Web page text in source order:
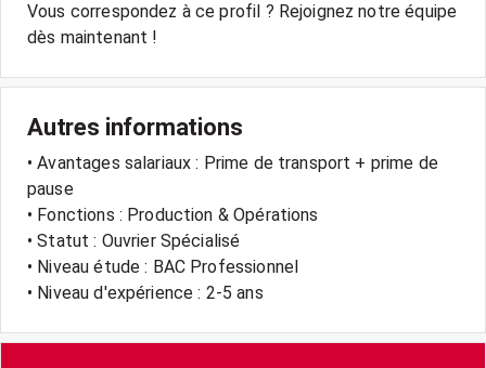
Vous correspondez à ce profil ? Rejoignez notre équipe
Autres informations
• Avantages salariaux : Prime de transport + prime de
pause
• Fonctions : Production & Opérations
• Statut : Ouvrier Spécialisé
• Niveau étude : BAC Professionnel
• Niveau d'expérience : 2-5 ans